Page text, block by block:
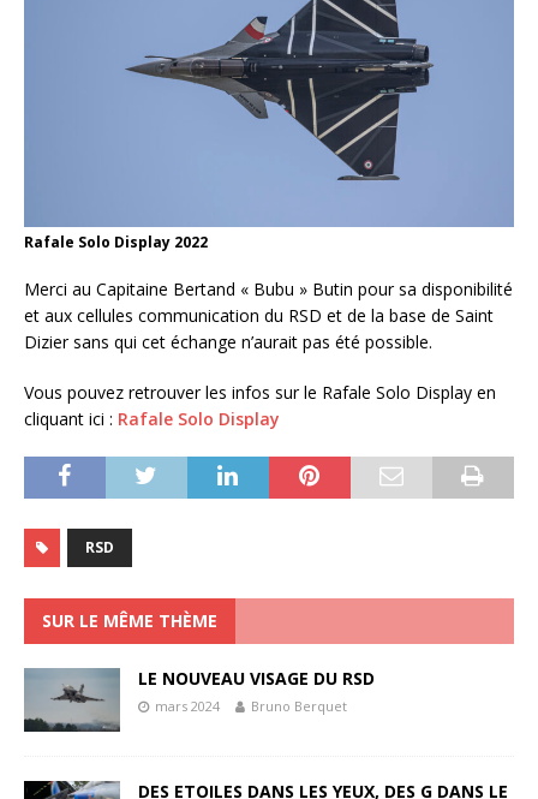
Rafale Solo Display 2022
Merci au Capitaine Bertand « Bubu » Butin pour sa disponibilité
et aux cellules communication du RSD et de la base de Saint
Dizier sans qui cet échange n’aurait pas été possible.
Vous pouvez retrouver les infos sur le Rafale Solo Display en
cliquant ici : Rafale Solo Display
RSD
SUR LE MÊME THÈME
LE NOUVEAU VISAGE DU RSD
mars 2024 Bruno Berquet
DES ETOILES DANS LES YEUX, DES G DANS LE